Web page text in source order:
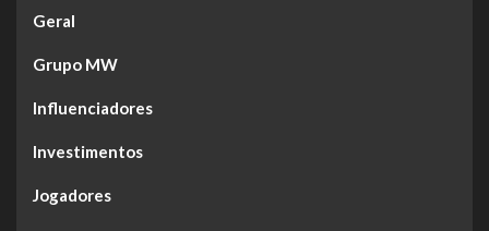
Geral
Grupo MW
Influenciadores
Investimentos
Jogadores